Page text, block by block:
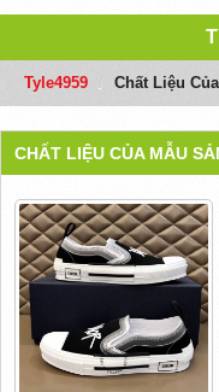
Tyle4959 Chất Liệu
CHẤT LIỆU CỦA MẪU